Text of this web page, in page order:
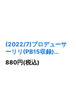
(2022/7)プロデューサ
ーリリ(PB15収録)
【CP】{BSC33-CP02}
《黄》
880円(税込)